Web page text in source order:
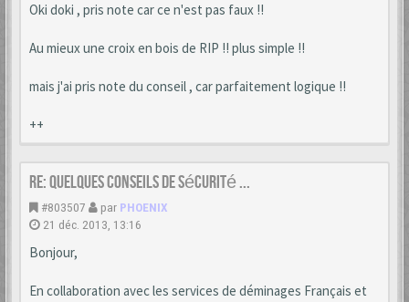
Oki doki , pris note car ce n'est pas faux !!
Au mieux une croix en bois de RIP !! plus simple !!
mais j'ai pris note du conseil , car parfaitement logique !!
++
Re: Quelques conseils de sécurité ...
#803507 par PHOENIX
21 déc. 2013, 13:16
Bonjour,
En collaboration avec les services de déminages Français et